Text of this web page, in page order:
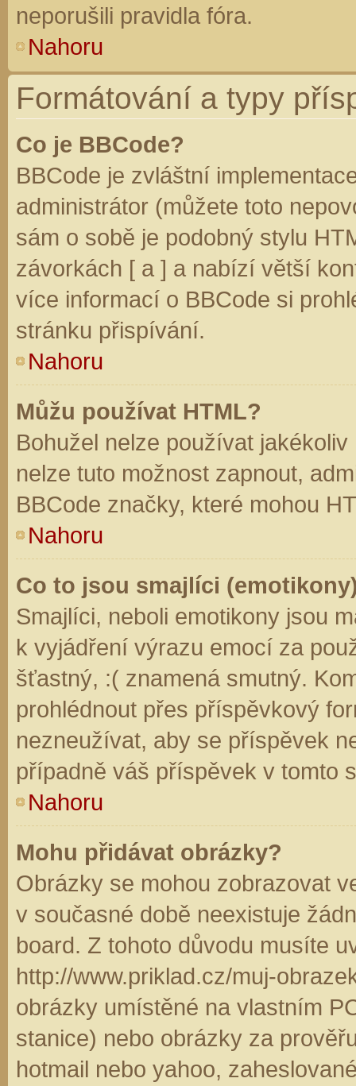
neporušili pravidla fóra.
Nahoru
Formátování a typy
Co je BBCode?
BBCode je zvláštní
administrátor (můžete toto
sám o sobě je podobný stylu
závorkách [ a ] a nabízí větší
více informací o BBCode si
stránku přispívání.
Nahoru
Můžu používat HTML?
Bohužel nelze používat
nelze tuto možnost zapnout,
BBCode značky, které mohou
Nahoru
Co to jsou smajlíci
Smajlíci, neboli emotikony jsou
k vyjádření výrazu emocí za
šťastný, :( znamená smutný.
prohlédnout přes příspěvkový
nezneužívat, aby se příspěvek
případně váš příspěvek v tomto
Nahoru
Mohu přidávat obrázky?
Obrázky se mohou zobrazovat
v současné době neexistuje
board. Z tohoto důvodu musíte
http://www.priklad.cz/muj-
obrázky umístěné na vlastním
stanice) nebo obrázky za
hotmail nebo yahoo,